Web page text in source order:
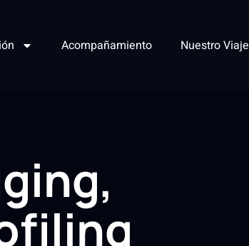
Acompañamiento Nuestro Viaje